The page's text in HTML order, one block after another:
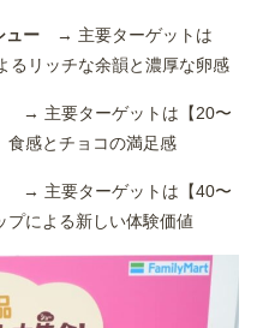
ュー → 主要ターゲットは
るリッチな余韻と濃厚な卵感
→ 主要ターゲットは【20〜
感とチョコの満足感
→ 主要ターゲットは【40〜
による新しい体験価値